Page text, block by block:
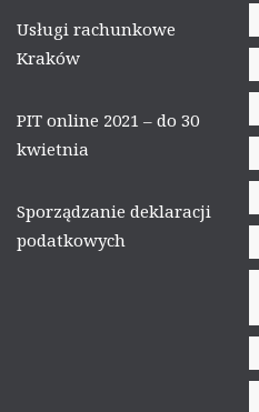
Usługi rachunkowe
Kraków
PIT online 2021 – do 30
kwietnia
Sporządzanie deklaracji
podatkowych